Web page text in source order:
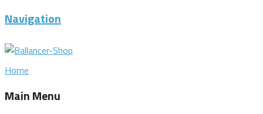
Navigation
Home
Main Menu